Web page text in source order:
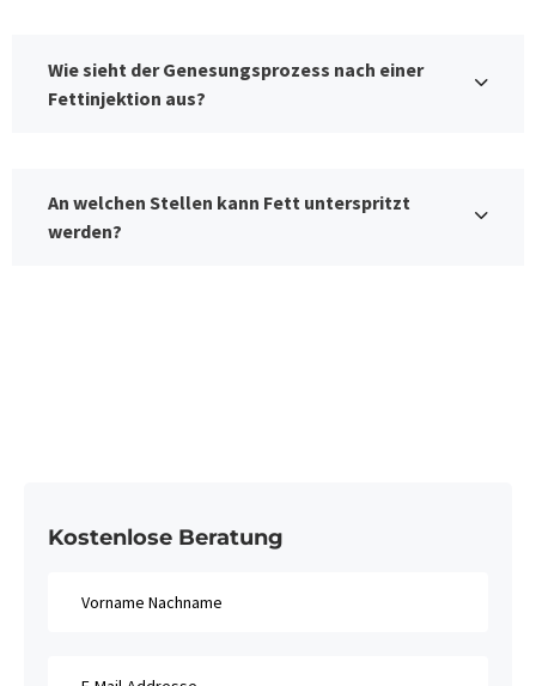
Wie sieht der Genesungsprozess nach einer
Fettinjektion aus?
An welchen Stellen kann Fett unterspritzt
werden?
Kostenlose Beratung